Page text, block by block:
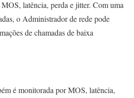
latência, perda e jitter. Com uma
o Administrador de rede pode
de chamadas de baixa
é monitorada por MOS, latência,